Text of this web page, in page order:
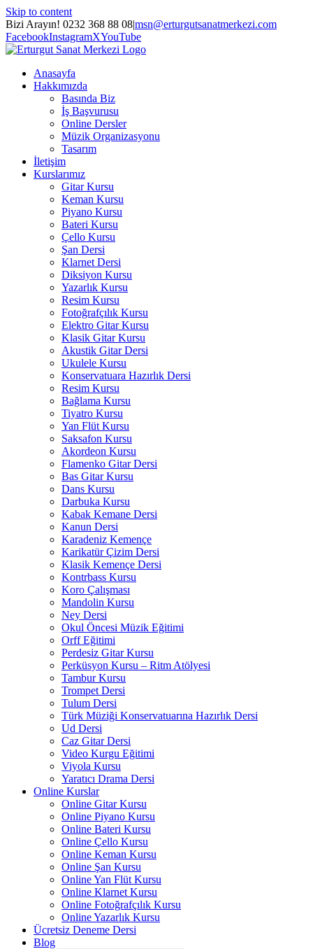
Skip to content
Bizi Arayın! 0232 368 88 08|msn@erturgutsanatmerkezi.com
FacebookInstagramXYouTube
Anasayfa
Hakkımızda
Basında Biz
İş Başvurusu
Online Dersler
Müzik Organizasyonu
Tasarım
İletişim
Kurslarımız
Gitar Kursu
Keman Kursu
Piyano Kursu
Bateri Kursu
Çello Kursu
Şan Dersi
Klarnet Dersi
Diksiyon Kursu
Yazarlık Kursu
Resim Kursu
Fotoğrafçılık Kursu
Elektro Gitar Kursu
Klasik Gitar Kursu
Akustik Gitar Dersi
Ukulele Kursu
Konservatuara Hazırlık Dersi
Resim Kursu
Bağlama Kursu
Tiyatro Kursu
Yan Flüt Kursu
Saksafon Kursu
Akordeon Kursu
Flamenko Gitar Dersi
Bas Gitar Kursu
Dans Kursu
Darbuka Kursu
Kabak Kemane Dersi
Kanun Dersi
Karadeniz Kemençe
Karikatür Çizim Dersi
Klasik Kemençe Dersi
Kontrbass Kursu
Koro Çalışması
Mandolin Kursu
Ney Dersi
Okul Öncesi Müzik Eğitimi
Orff Eğitimi
Perdesiz Gitar Kursu
Perküsyon Kursu – Ritm Atölyesi
Tambur Kursu
Trompet Dersi
Tulum Dersi
Türk Müziği Konservatuarına Hazırlık Dersi
Ud Dersi
Caz Gitar Dersi
Video Kurgu Eğitimi
Viyola Kursu
Yaratıcı Drama Dersi
Online Kurslar
Online Gitar Kursu
Online Piyano Kursu
Online Bateri Kursu
Online Çello Kursu
Online Keman Kursu
Online Şan Kursu
Online Yan Flüt Kursu
Online Klarnet Kursu
Online Fotoğrafçılık Kursu
Online Yazarlık Kursu
Ücretsiz Deneme Dersi
Blog